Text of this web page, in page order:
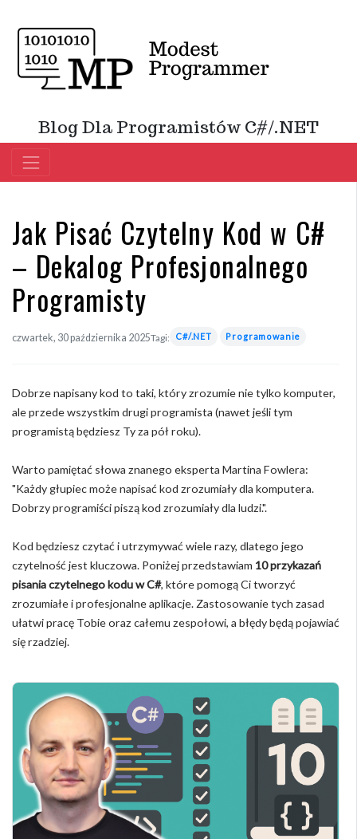
Blog Dla Programistów C#/.NET
Jak Pisać Czytelny Kod w C#
– Dekalog Profesjonalnego
Programisty
czwartek, 30 października 2025Tagi: C#/.NET Programowanie
Dobrze napisany kod to taki, który zrozumie nie tylko komputer,
ale przede wszystkim drugi programista (nawet jeśli tym
programistą będziesz Ty za pół roku).
Warto pamiętać słowa znanego eksperta Martina Fowlera:
"Każdy głupiec może napisać kod zrozumiały dla komputera.
Dobrzy programiści piszą kod zrozumiały dla ludzi.".
Kod będziesz czytać i utrzymywać wiele razy, dlatego jego
czytelność jest kluczowa. Poniżej przedstawiam 10 przykazań
pisania czytelnego kodu w C#, które pomogą Ci tworzyć
zrozumiałe i profesjonalne aplikacje. Zastosowanie tych zasad
ułatwi pracę Tobie oraz całemu zespołowi, a błędy będą pojawiać
się rzadziej.